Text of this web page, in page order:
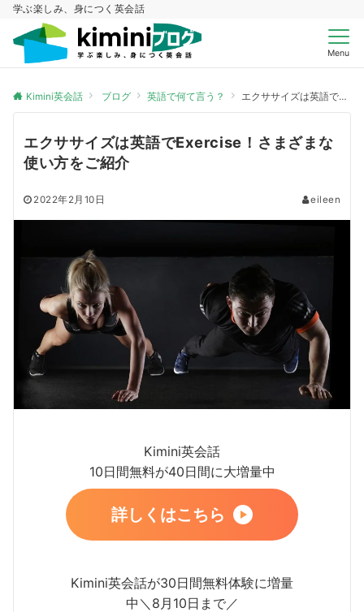
学ぶ楽しみ、身につく英会話
Menu
Kimini英会話 ブログ 英語で何て言う？ エクササイズは英語でExercise！さまざまな使い方をご紹介
エクササイズは英語でExercise！さまざまな
使い方をご紹介
2022年2月10日 eileen
Kimini英会話
10日間無料が40日間に大増量中
詳しくはこちら
Kimini英会話が30日間無料体験に増量
中＼8月10日まで／